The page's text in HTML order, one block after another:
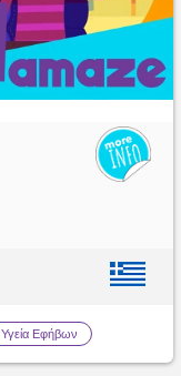
Υγεία Εφήβων